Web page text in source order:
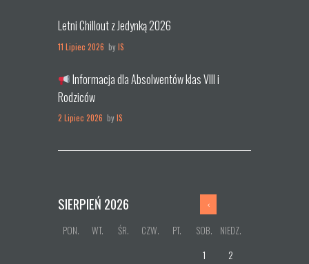
Letni Chillout z Jedynką 2026
11 Lipiec 2026 byIS
Informacja dla Absolwentów klas VIII i
Rodziców
2 Lipiec 2026 byIS
SIERPIEŃ 2026
PON. WT. ŚR. CZW. PT. SOB. NIEDZ.
1 2